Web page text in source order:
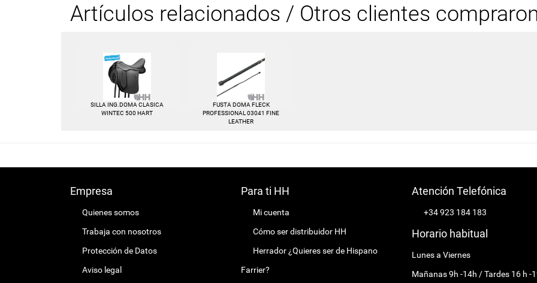
Artículos relacionados / Otros clientes
SILLA ING.DOMA CLASICA
WINTEC 500 HART
FUSTA DOMA FLECK
PROFESSIONAL 03041 FINE
LEATHER
Empresa
Quienes somos
Trabaja con nosotros
Protección de Datos
Aviso legal
Para ti HH
Mi cuenta
Cómo ser distribuidor HH
Herrador ¿Quieres ser de Hispano
Farrier?
Atención Telefónica
+34 923 184 183
Horario habitual
Lunes a Viernes
Mañanas 9h -14h / Tardes 16 h -